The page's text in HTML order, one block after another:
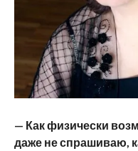
— Как физически
даже не спрашиваю,